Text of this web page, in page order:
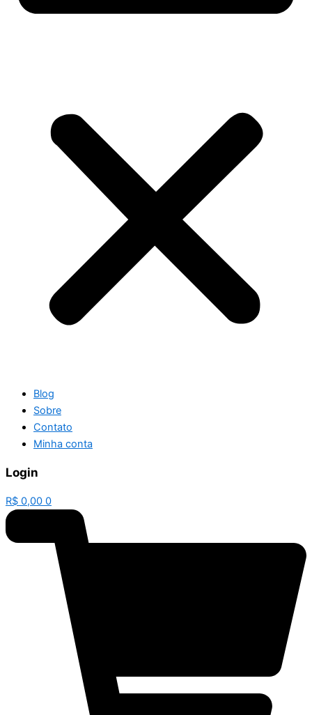
Blog
Sobre
Contato
Minha conta
Login
R$ 0,00 0